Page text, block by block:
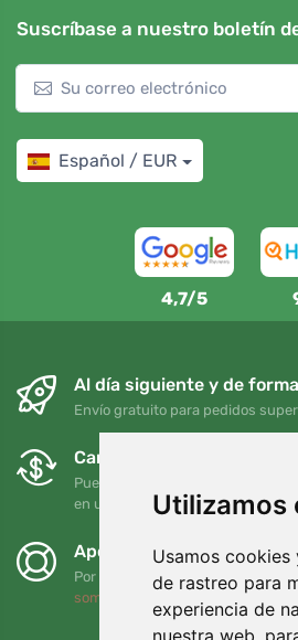
Utilizamos
Usamos
de rastreo para
experiencia de
nuestra web,
Suscríbase a nuestro boletín
Español / EUR
4,7/5
Al día siguiente y de
Envío gratuito para pedidos
Cambios y devoluciones
Puede devolver o cambiar su
en un plazo de 90 días
Apoyamos a Trees.org
Por cada pedido plantamos un
somos